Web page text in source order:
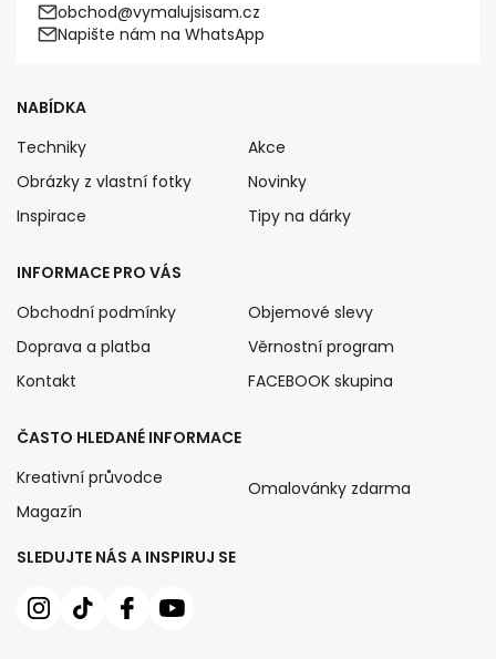
obchod@vymalujsisam.cz
Napište nám na WhatsApp
SLEDUJTE NÁS A INSPIRUJ SE
NABÍDKA
Techniky
Obrázky z vlastní fotky
Inspirace
Akce
Novinky
Tipy na dárky
INFORMACE PRO VÁS
Obchodní podmínky
Doprava a platba
Kontakt
Objemové slevy
Věrnostní program
FACEBOOK skupina
ČASTO HLEDANÉ INFORMACE
Kreativní průvodce
Magazín
Omalovánky zdarma